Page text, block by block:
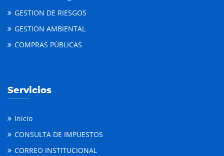
GESTION DE RIESGOS
GESTION AMBIENTAL
COMPRAS PÚBLICAS
Servicios
Inicio
CONSULTA DE IMPUESTOS
CORREO INSTITUCIONAL